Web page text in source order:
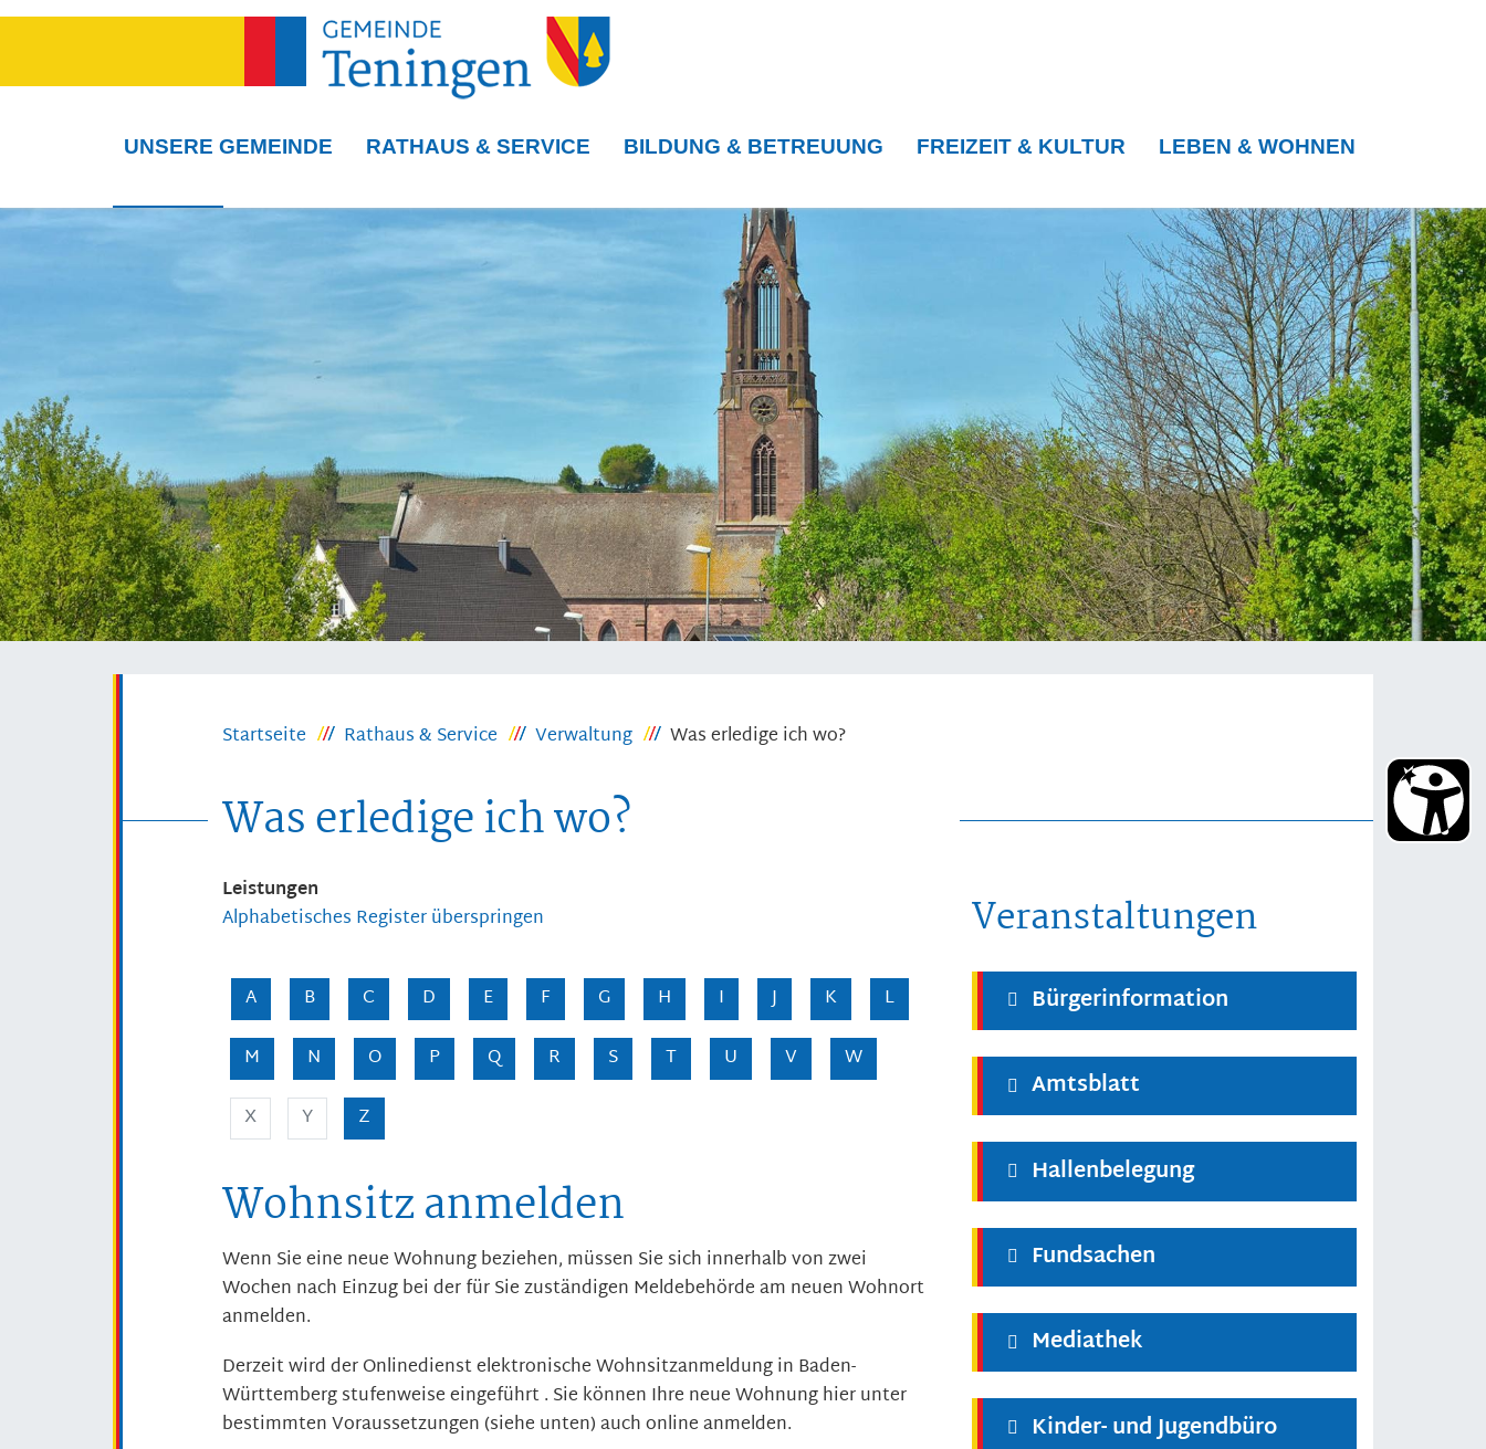
UNSERE GEMEINDE RATHAUS & SERVICE BILDUNG & BETREUUNG FREIZEIT & KULTUR LEBEN & WOHNEN
Startseite Rathaus & Service Verwaltung Was erledige ich wo?
Was erledige ich wo?
Leistungen
Alphabetisches Register überspringen
A B C D E F G H I J K
L
M
N O P Q R S T U V
W
X
Y Z
Wohnsitz anmelden
Wenn Sie eine neue Wohnung beziehen, müssen Sie sich innerhalb von zwei
Wochen nach Einzug bei der für Sie zuständigen Meldebehörde am neuen Wohnort
anmelden.
Derzeit wird der Onlinedienst elektronische Wohnsitzanmeldung in Baden-
Württemberg stufenweise eingeführt . Sie können Ihre neue Wohnung hier unter
bestimmten Voraussetzungen (siehe unten) auch online anmelden.
Veranstaltungen
Bürgerinformation
Amtsblatt
Hallenbelegung
Fundsachen
Mediathek
Kinder- und Jugendbüro